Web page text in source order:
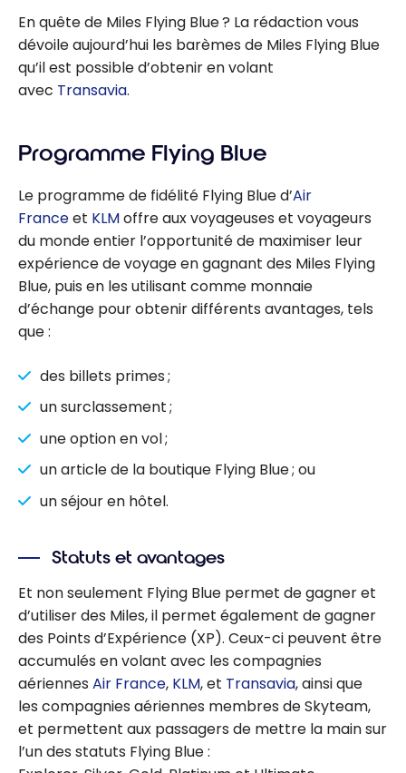
En quête de Miles Flying Blue ? La rédaction vous
dévoile aujourd’hui les barèmes de Miles Flying Blue
qu’il est possible d’obtenir en volant
avec Transavia.
Programme Flying Blue
Le programme de fidélité Flying Blue d’Air
Franceet KLMoffre aux voyageuses et voyageurs
du monde entier l’opportunité de maximiser leur
expérience de voyage en gagnant des Miles Flying
Blue, puis en les utilisant comme monnaie
d’échange pour obtenir différents avantages, tels
que :
des billets primes ;
un surclassement ;
une option en vol ;
un article de la boutique Flying Blue ; ou
un séjour en hôtel.
Statuts et avantages
Et non seulement Flying Blue permet de gagner et
d’utiliser des Miles, il permet également de gagner
des Points d’Expérience (XP). Ceux-ci peuvent être
accumulés en volant avec les compagnies
aériennes Air France, KLM, et Transavia, ainsi que
les compagnies aériennes membres de Skyteam,
et permettent aux passagers de mettre la main sur
l’un des statuts Flying Blue :